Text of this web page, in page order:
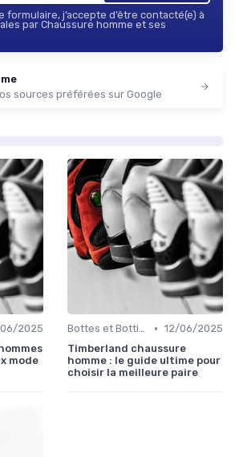
formulaire, j’accepte d’être contacté(e) à
par Chaussure homme et ses
sources préférées sur Google
2025
mode
Bottes et Bottines • 12/06/2025
Timberland chaussure
homme : le guide ultime pour
choisir la meilleure paire